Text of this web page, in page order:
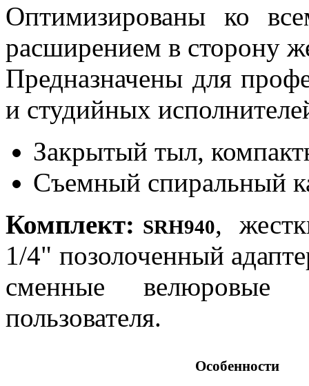
Оптимизированы ко
расширением в сторону
Предназначены для
и студийных
Закрытый тыл,
Съемный спиральный
Комплект: SRH940,
1/4" позолоченный
сменные велюровые
пользователя.
Особенности